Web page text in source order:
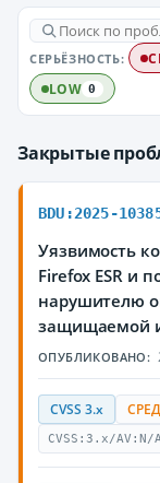
СЕРЬЁЗНОСТЬ:
LOW 0
Закрытые
BDU:2025-
Уязвимость
Firefox ESR и
нарушителю
защищаемой
ОПУБЛИКОВАНО:
CVSS 3.x
CVSS:3.x/